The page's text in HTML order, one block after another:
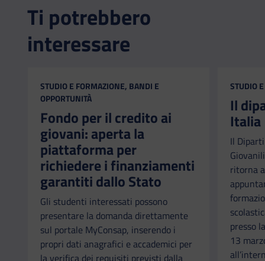
Ti potrebbero
interessare
CATEGORIA:
STUDIO E FORMAZIONE, BANDI E
OPPORTUNITÀ
Fondo per il credito ai
giovani: aperta la
piattaforma per
richiedere i finanziamenti
garantiti dallo Stato
Gli studenti interessati possono
presentare la domanda direttamente
sul portale MyConsap, inserendo i
propri dati anagrafici e accademici per
la verifica dei requisiti previsti dalla
STUDIO
Il
Italia
Il
ritorna
presso
13